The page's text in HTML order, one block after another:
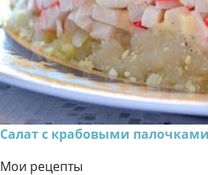
Салат с крабовыми
Мои рецепты